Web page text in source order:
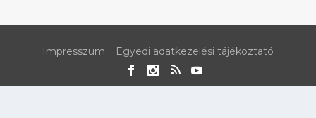
Impresszum Egyedi adatkezelési tájékoztató